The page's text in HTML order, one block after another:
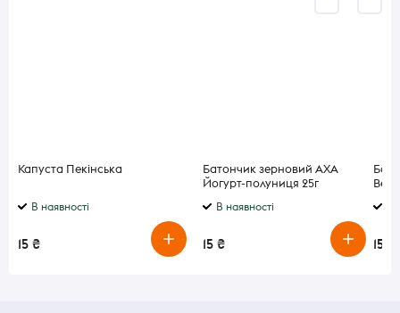
Капуста Пекінська
В наявності
15 ₴
Батончик зерновий АХА
Йогурт-полуниця 25г
В наявності
15 ₴ 15 ₴